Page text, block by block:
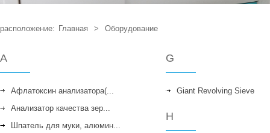
расположение: Главная > Оборудование
A
Aфлатоксин анализатора(...
Анализатор качества зер...
Шпатель для муки, алюмин...
G
Giant Revolving Sieve
H